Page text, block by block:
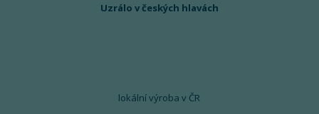
Uzrálo v českých hlavách
lokální výroba v ČR